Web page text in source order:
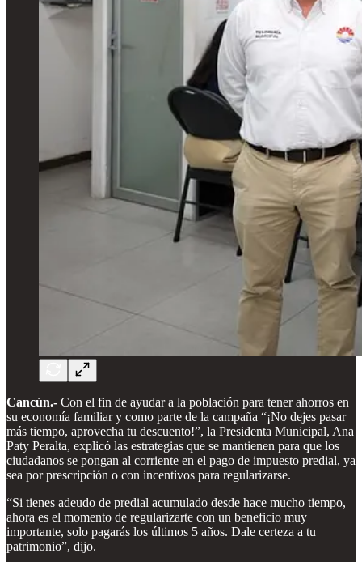
Cancún.- Con el fin de ayudar a la población para tener ahorros en
su economía familiar y como parte de la campaña “¡No dejes pasar
más tiempo, aprovecha tu descuento!”, la Presidenta Municipal, Ana
Paty Peralta, explicó las estrategias que se mantienen para que los
ciudadanos se pongan al corriente en el pago de impuesto predial, ya
sea por prescripción o con incentivos para regularizarse.
“Si tienes adeudo de predial acumulado desde hace mucho tiempo,
ahora es el momento de regularizarte con un beneficio muy
importante, solo pagarás los últimos 5 años. Dale certeza a tu
patrimonio”, dijo.